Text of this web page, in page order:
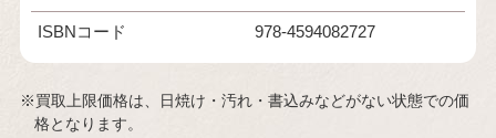
ISBNコード 978-4594082727
※買取上限価格は、日焼け・汚れ・書込みなどがない状態での価
格となります。